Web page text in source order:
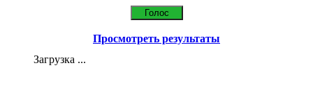
Просмотреть результаты
Загрузка ...